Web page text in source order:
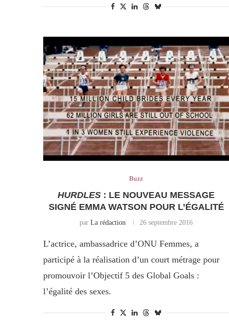
Buzz
HURDLES : LE NOUVEAU MESSAGE
SIGNÉ EMMA WATSON POUR L’ÉGALITÉ
parLa rédaction 26 septembre 2016
L’actrice, ambassadrice d’ONU Femmes, a
participé à la réalisation d’un court métrage pour
promouvoir l’Objectif 5 des Global Goals :
l’égalité des sexes.